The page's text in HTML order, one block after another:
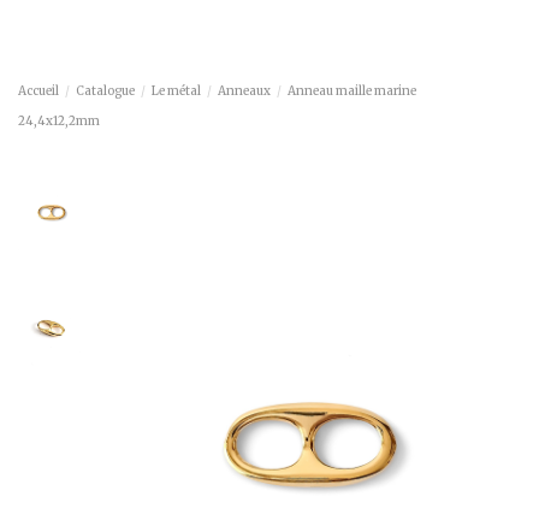
Accueil Catalogue Le métal Anneaux
Anneau maille marine
24,4x12,2mm